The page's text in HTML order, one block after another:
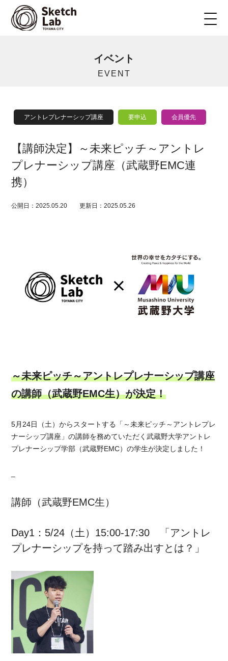
イベント
EVENT
【講師決定】～未来ピッチ～アントレ
プレナーシップ講座（武蔵野EMC連
携）
公開日：2025.05.20 更新日：2025.05.26
アントレプレナーシップ講座 要申込 会員優先
～未来ピッチ～アントレプレナーシップ講座
の講師（武蔵野EMC生）が決定！
5月24日（土）からスタートする「～未来ピッチ～アントレプレ
ナーシップ講座」の講師を務めていただく武蔵野大学アントレ
プレナーシップ学部（武蔵野EMC）の学生が決定しました！
講師（武蔵野EMC生）
Day1：5/24（土）15:00-17:30 「アントレ
プレナーシップを持って踏み出すとは？」